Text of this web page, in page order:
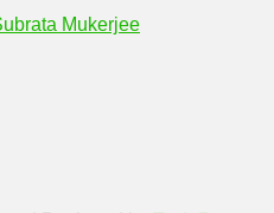
Mukerjee